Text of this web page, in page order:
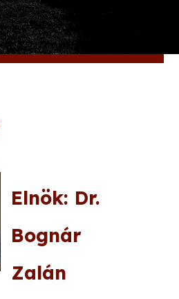
Elnök: Dr.
Bognár
Zalán